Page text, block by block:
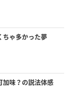
ちゃ多かった夢
加味？の説法体感